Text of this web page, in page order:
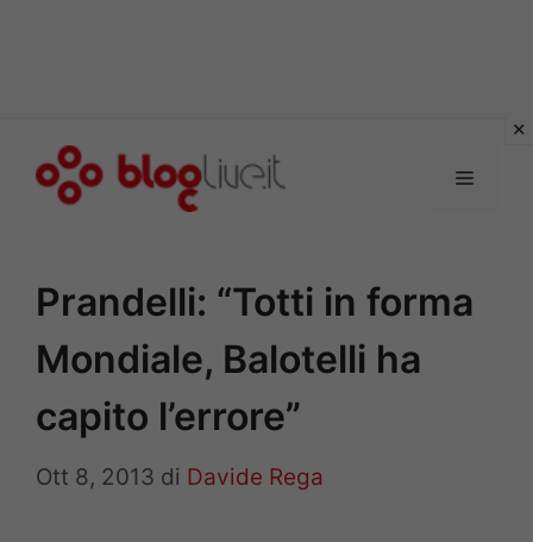
Menu
Prandelli: “Totti in forma
Mondiale, Balotelli ha
capito l’errore”
Ott 8, 2013 di Davide Rega